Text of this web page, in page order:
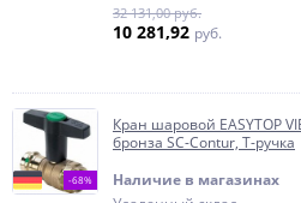
32 131,00 руб.
10 281,92 руб.
-68%
Кран шаровой EASYTOP
бронза SC-Contur, Т-ручка
Наличие в магазинах